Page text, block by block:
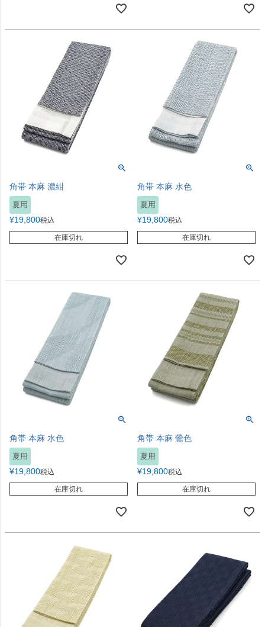
角帯 本麻 濃紺
夏用
¥19,800税込
在庫切れ
角帯 本麻 水色
夏用
¥19,800税込
在庫切れ
角帯 本麻 水色
夏用
¥19,800税込
在庫切れ
角帯 本麻 鶯色
夏用
¥19,800税込
在庫切れ